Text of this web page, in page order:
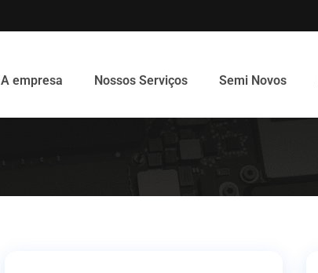
A empresa Nossos Serviços Semi Novos